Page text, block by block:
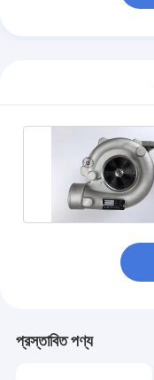
প্রস্তাবিত পণ্য